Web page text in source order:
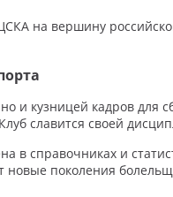
на вершину
и кузницей кадров
славится своей
в справочниках и
поколения